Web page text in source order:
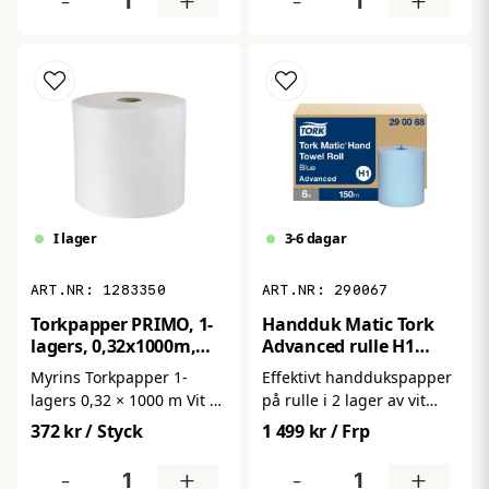
rulle. Det passar utmärkt
miljöer med hög
förbrukning. Den
generösa rullängden gör
lager och andra
arbetsplatser där snabb
avtorkningsarbeten i
präglade ytan ger extra
absorberingsförmåga och
styrka – rullen håller
formen även vid kontakt
med olja, fett och fukt.
Bredd 38 cm, längd 190
förpackning.
I lager
1283350
Torkpapper PRIMO, 1-
lagers, 0,32x1000m,
1rl/frp, Vitt
Myrins Torkpapper 1-
lagers 0,32 × 1000 m Vit är
ett praktiskt och
industritorkpapper på
372 kr/ Styck
- +
3-6 dagar
290067
Handduk Matic Tork
Advanced rulle H1
6st/kt
Effektivt handdukspapper
på rulle i 2 lager av vit
cellulosa för
dispensersystem för
rullhanddukar (H1).
1 499 kr/ Frp
- +